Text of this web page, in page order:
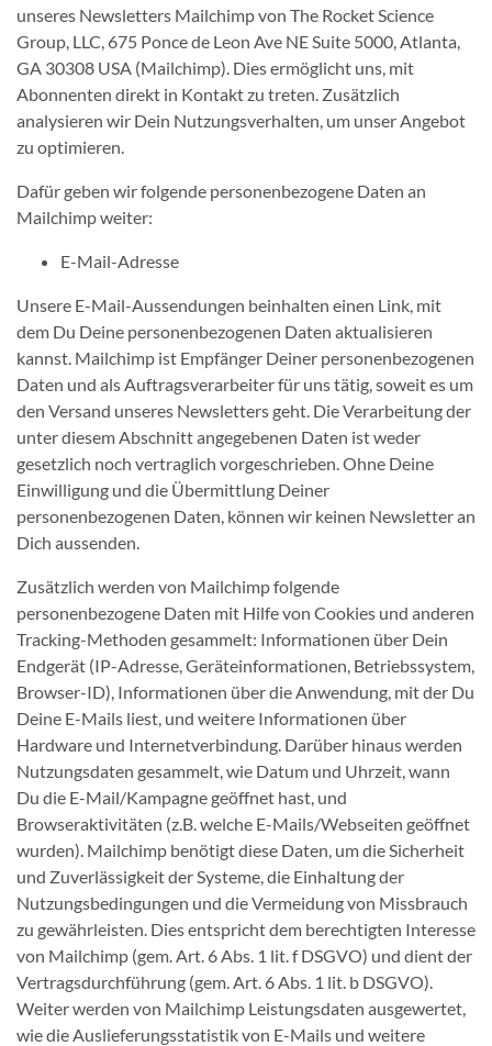
unseres Newsletters Mailchimp von The Rocket Science
Group, LLC, 675 Ponce de Leon Ave NE Suite 5000, Atlanta,
GA 30308 USA (Mailchimp). Dies ermöglicht uns, mit
Abonnenten direkt in Kontakt zu treten. Zusätzlich
analysieren wir Dein Nutzungsverhalten, um unser Angebot
zu optimieren.
Dafür geben wir folgende personenbezogene Daten an
Mailchimp weiter:
E-Mail-Adresse
Unsere E-Mail-Aussendungen beinhalten einen Link, mit
dem Du Deine personenbezogenen Daten aktualisieren
kannst. Mailchimp ist Empfänger Deiner personenbezogenen
Daten und als Auftragsverarbeiter für uns tätig, soweit es um
den Versand unseres Newsletters geht. Die Verarbeitung der
unter diesem Abschnitt angegebenen Daten ist weder
gesetzlich noch vertraglich vorgeschrieben. Ohne Deine
Einwilligung und die Übermittlung Deiner
personenbezogenen Daten, können wir keinen Newsletter an
Dich aussenden.
Zusätzlich werden von Mailchimp folgende
personenbezogene Daten mit Hilfe von Cookies und anderen
Tracking-Methoden gesammelt: Informationen über Dein
Endgerät (IP-Adresse, Geräteinformationen, Betriebssystem,
Browser-ID), Informationen über die Anwendung, mit der Du
Deine E-Mails liest, und weitere Informationen über
Hardware und Internetverbindung. Darüber hinaus werden
Nutzungsdaten gesammelt, wie Datum und Uhrzeit, wann
Du die E-Mail/Kampagne geöffnet hast, und
Browseraktivitäten (z.B. welche E-Mails/Webseiten geöffnet
wurden). Mailchimp benötigt diese Daten, um die Sicherheit
und Zuverlässigkeit der Systeme, die Einhaltung der
Nutzungsbedingungen und die Vermeidung von Missbrauch
zu gewährleisten. Dies entspricht dem berechtigten Interesse
von Mailchimp (gem. Art. 6 Abs. 1 lit. f DSGVO) und dient der
Vertragsdurchführung (gem. Art. 6 Abs. 1 lit. b DSGVO).
Weiter werden von Mailchimp Leistungsdaten ausgewertet,
wie die Auslieferungsstatistik von E-Mails und weitere